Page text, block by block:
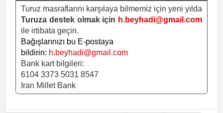
Turuz masraflarını karşılaya bilmemiz için yeni yılda
Turuza destek olmak için h.beyhadi@gmail.com
ile irtibata geçin.
Bağışlarınızı bu E-postaya
bildirin: h.beyhadi@gmail.com
Bank kart bilgileri:
6104 3373 5031 8547
Iran Millet Bank